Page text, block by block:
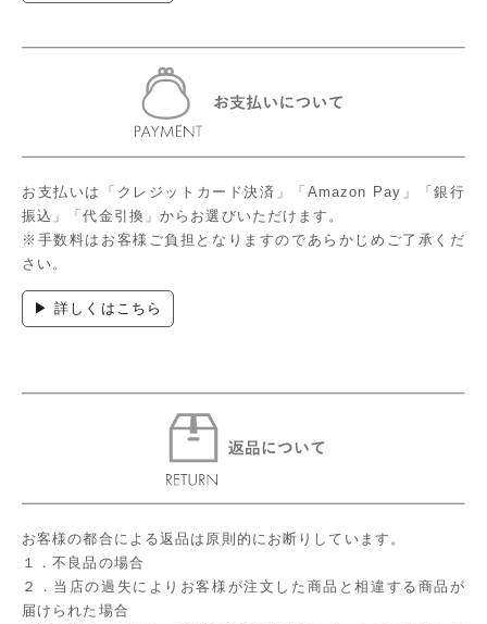
お支払いは「クレジットカード決済」「Amazon Pay」「銀行
振込」「代金引換」からお選びいただけます。
※手数料はお客様ご負担となりますのであらかじめご了承くだ
さい。
▶ 詳しくはこちら
お客様の都合による返品は原則的にお断りしています。
１．不良品の場合
２．当店の過失によりお客様が注文した商品と相違する商品が
届けられた場合